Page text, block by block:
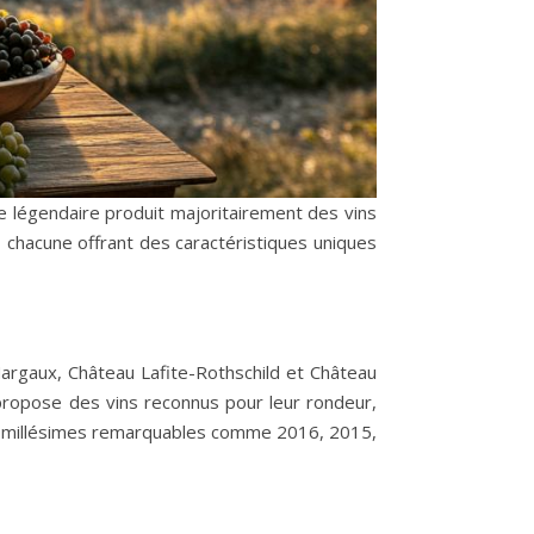
légendaire produit majoritairement des vins
offrant des caractéristiques uniques
Château Lafite-Rothschild et Château
des vins reconnus pour leur rondeur,
remarquables comme 2016, 2015,